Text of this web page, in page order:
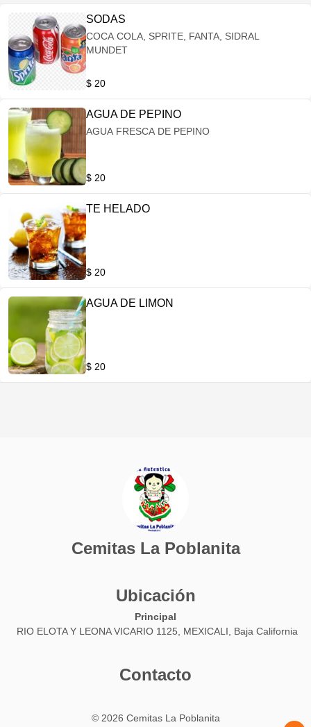
SODAS
COCA COLA, SPRITE, FANTA, SIDRAL
MUNDET
$ 20
AGUA DE PEPINO
AGUA FRESCA DE PEPINO
$ 20
TE HELADO
$ 20
AGUA DE LIMON
$ 20
Cemitas La Poblanita
Ubicación
Principal
RIO ELOTA Y LEONA VICARIO 1125, MEXICALI, Baja California
Contacto
© 2026 Cemitas La Poblanita